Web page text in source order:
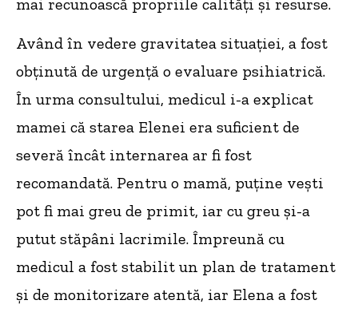
mai recunoască propriile calități și resurse.
Având în vedere gravitatea situației, a fost
obținută de urgență o evaluare psihiatrică.
În urma consultului, medicul i-a explicat
mamei că starea Elenei era suficient de
severă încât internarea ar fi fost
recomandată. Pentru o mamă, puține vești
pot fi mai greu de primit, iar cu greu și-a
putut stăpâni lacrimile. Împreună cu
medicul a fost stabilit un plan de tratament
și de monitorizare atentă, iar Elena a fost